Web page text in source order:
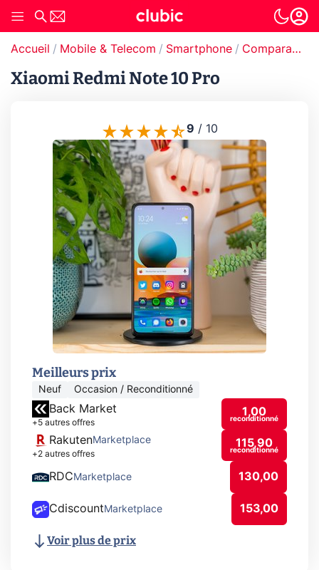
Accueil Mobile & Telecom Smartphone Comparatif smartphones
Xiaomi Redmi Note 10 Pro
9 / 10
Meilleurs prix
Neuf Occasion / Reconditionné
Back Market
+5 autres offres
1,00
reconditionné
RakutenMarketplace
+2 autres offres
115,90
reconditionné
RDC Marketplace 130,00
Cdiscount Marketplace 153,00
Voir plus de prix